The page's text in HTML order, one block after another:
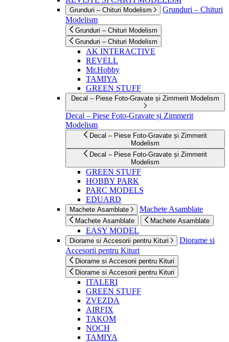
Grunduri – Chituri Modelism
Grunduri – Chituri
Modelism
Grunduri – Chituri Modelism
Grunduri – Chituri Modelism
AK INTERACTIVE
REVELL
Mr.Hobby
TAMIYA
GREEN STUFF
Decal – Piese Foto-Gravate și Zimmerit Modelism
Decal – Piese Foto-Gravate și Zimmerit
Modelism
Decal – Piese Foto-Gravate și Zimmerit
Modelism
Decal – Piese Foto-Gravate și Zimmerit
Modelism
GREEN STUFF
HOBBY PARK
PARC MODELS
EDUARD
Machete Asamblate Machete Asamblate
Machete Asamblate Machete Asamblate
EASY MODEL
Diorame si Accesorii pentru Kituri
Diorame si
Accesorii pentru Kituri
Diorame si Accesorii pentru Kituri
Diorame si Accesorii pentru Kituri
ITALERI
GREEN STUFF
ZVEZDA
AIRFIX
TAKOM
NOCH
TAMIYA